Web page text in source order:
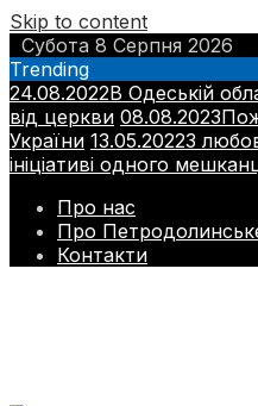
Skip to content
Субота 8 Серпня 2026
Trending
24.08.2022В Одеській
від церкви 08.08.2023
України 13.05.2022З
ініціативі одного
Про нас
Про
Контакти